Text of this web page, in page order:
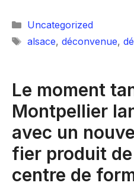
Catégories
Uncategorized
Étiquettes
alsace, déconvenue,
Le moment
Montpellier
avec un
fier produit
centre de